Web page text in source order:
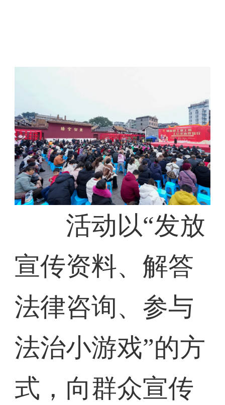
活动以“发放
宣传资料、解答
法律咨询、参与
法治小游戏”的方
式，向群众宣传